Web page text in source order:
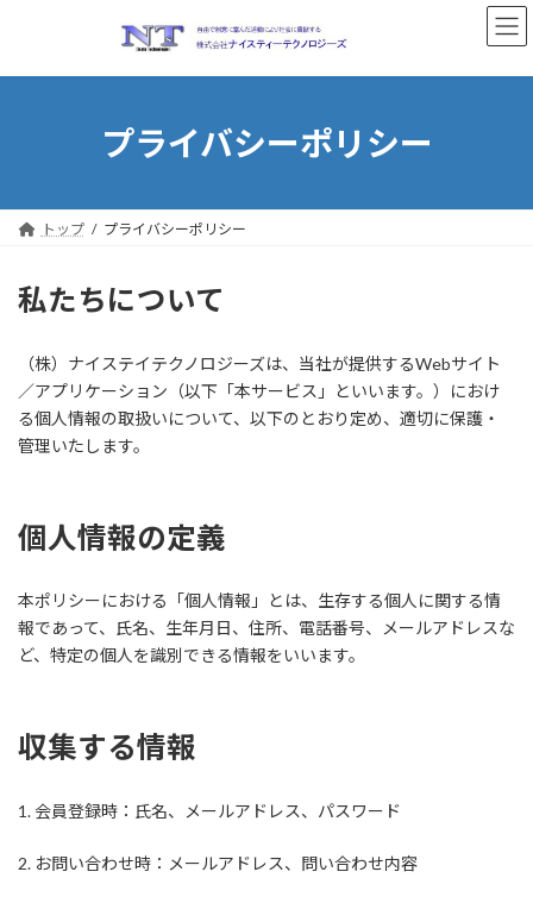
ン
ー
プライバシーポリシー
トップ プライバシーポリシー
私たちについて
（株）ナイステイテクノロジーズは、当社が提供するWebサイト
／アプリケーション（以下「本サービス」といいます。）におけ
る個人情報の取扱いについて、以下のとおり定め、適切に保護・
管理いたします。
個人情報の定義
本ポリシーにおける「個人情報」とは、生存する個人に関する情
報であって、氏名、生年月日、住所、電話番号、メールアドレスな
ど、特定の個人を識別できる情報をいいます。
収集する情報
1. 会員登録時：氏名、メールアドレス、パスワード
2. お問い合わせ時：メールアドレス、問い合わせ内容